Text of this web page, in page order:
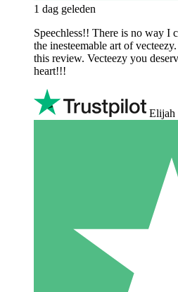
1 dag geleden
Speechless!! There is no way I
the inesteemable art of
this review. Vecteezy you
heart!!!
Elijah